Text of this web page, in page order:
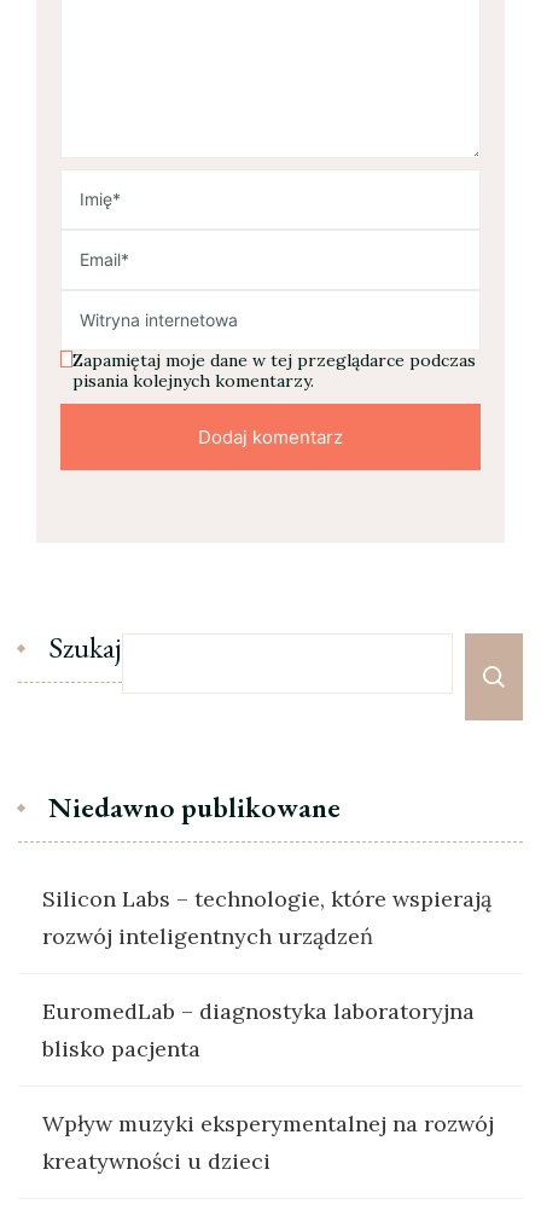
Zapamiętaj moje dane w tej przeglądarce podczas
pisania kolejnych komentarzy.
Szukaj
Niedawno publikowane
Silicon Labs – technologie, które wspierają
rozwój inteligentnych urządzeń
EuromedLab – diagnostyka laboratoryjna
blisko pacjenta
Wpływ muzyki eksperymentalnej na rozwój
kreatywności u dzieci